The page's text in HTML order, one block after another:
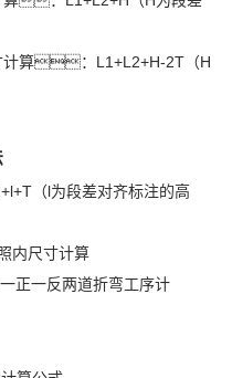
算：L1+L2+H-2T（H
（l为段差对齐标注的高
尺寸计算
一反两道折弯工序计